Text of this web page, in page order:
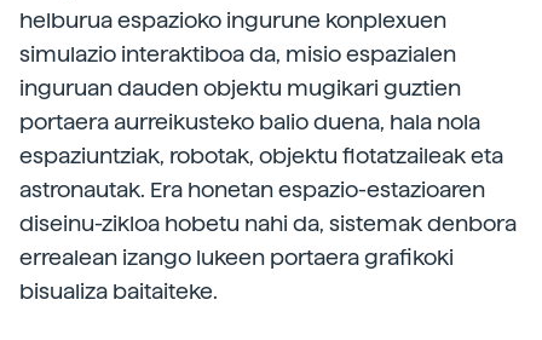
helburua espazioko ingurune konplexuen
simulazio interaktiboa da, misio espazialen
inguruan dauden objektu mugikari guztien
portaera aurreikusteko balio duena, hala nola
espaziuntziak, robotak, objektu flotatzaileak eta
astronautak. Era honetan espazio-estazioaren
diseinu-zikloa hobetu nahi da, sistemak denbora
errealean izango lukeen portaera grafikoki
bisualiza baitaiteke.